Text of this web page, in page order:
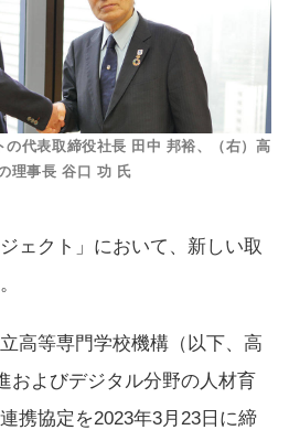
の代表取締役社長 田中 邦裕、（右）高
理事長 谷口 功 氏
ェクト」において、新しい取
高等専門学校機構（以下、高
およびデジタル分野の人材育
携協定を2023年3月23日に締